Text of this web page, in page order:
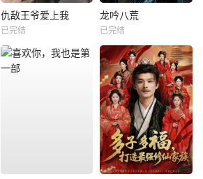
仇敌王爷爱上我
已完结
龙吟八荒
已完结